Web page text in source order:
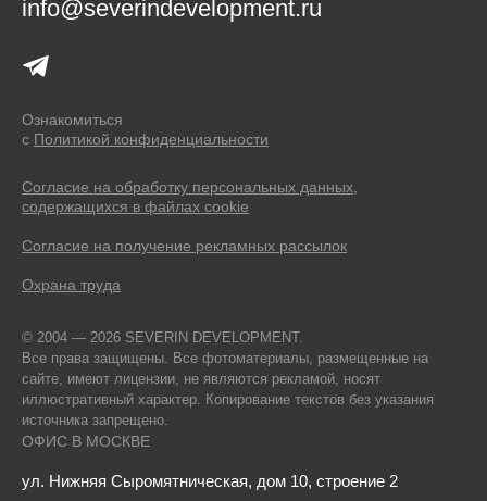
info@severindevelopment.ru
Ознакомиться
с Политикой конфиденциальности
Согласие на обработку персональных данных,
содержащихся в файлах cookie
Согласие на получение рекламных рассылок
Охрана труда
© 2004 — 2026 SEVERIN DEVELOPMENT.
Все права защищены. Все фотоматериалы, размещенные на
сайте, имеют лицензии, не являются рекламой, носят
иллюстративный характер. Копирование текстов без указания
источника запрещено.
ОФИС В МОСКВЕ
ул. Нижняя Сыромятническая, дом 10, строение 2